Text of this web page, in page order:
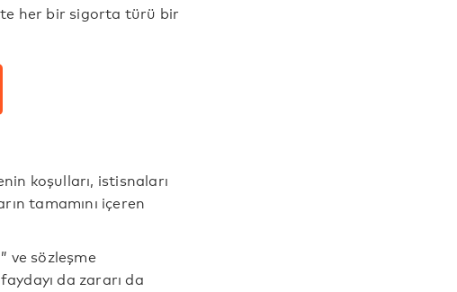
her bir sigorta türü bir
koşulları, istisnaları
tamamını içeren
ve sözleşme
da zararı da